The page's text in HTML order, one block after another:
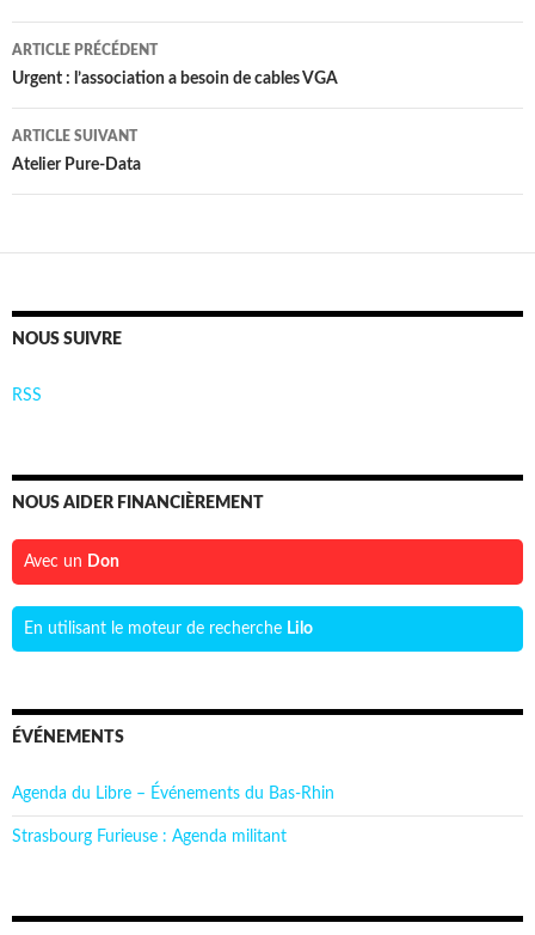
Navigation
des
articles
ARTICLE PRÉCÉDENT
Urgent : l’association a besoin de cables VGA
ARTICLE SUIVANT
Atelier Pure-Data
NOUS SUIVRE
RSS
NOUS AIDER FINANCIÈREMENT
Avec un Don
En utilisant le moteur de recherche Lilo
ÉVÉNEMENTS
Agenda du Libre – Événements du Bas-Rhin
Strasbourg Furieuse : Agenda militant